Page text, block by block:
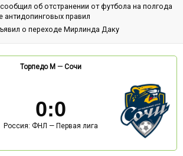
об отстранении от футбола на полгода
антидопинговых правил
о переходе Мирлинда Даку
Торпедо М — Сочи
0:0
Россия: ФНЛ — Первая лига